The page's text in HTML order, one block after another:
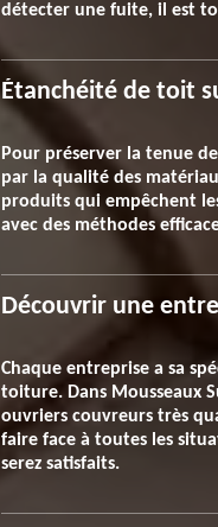
détecter une fuite, il est
Étanchéité de toit
Pour préserver la tenue
par la qualité des
produits qui empêchent
avec des méthodes
Découvrir une
Chaque entreprise a sa
toiture. Dans Mousseaux
ouvriers couvreurs très
faire face à toutes les
serez satisfaits.